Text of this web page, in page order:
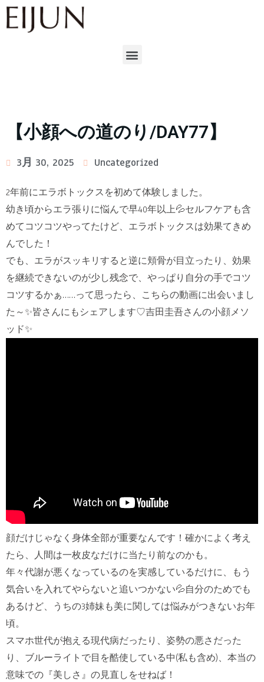
【小顔への道のり/DAY77】
3月 30, 2025 Uncategorized
2年前にエラボトックスを初めて体験しました。
幼き頃からエラ張りに悩んで早40年以上💦セルフケアも含
めてコツコツやってたけど、エラボトックスは効果てきめ
んでした！
でも、エラがスッキリすると逆に頬骨が目立ったり、効果
を継続できないのが少し残念で、やっぱり自分の手でコツ
コツするかぁ……って思ったら、こちらの動画に出会いまし
た～✨皆さんにもシェアします♡吉田圭吾さんの小顔メソ
ッド✨
顔だけじゃなく身体全部が重要なんです！確かによく考え
たら、人間は一枚皮なだけに当たり前なのかも。
年々代謝が悪くなっているのを実感しているだけに、もう
気合いを入れてやらないと追いつかない💦自分のためでも
あるけど、うちの3姉妹も美に関しては悩みがつきないお年
頃。
スマホ世代が抱える現代病だったり、姿勢の悪さだった
り、ブルーライトで目を酷使している中(私も含め)、本当の
意味での『美しさ』の見直しをせねば！